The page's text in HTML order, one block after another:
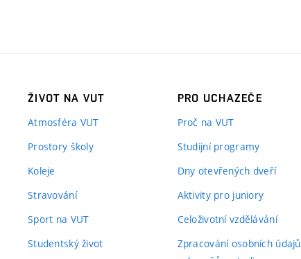
ŽIVOT NA VUT
Atmosféra VUT
Prostory školy
Koleje
Stravování
Sport na VUT
Studentský život
PRO UCHAZEČE
Proč na VUT
Studijní programy
Dny otevřených dveří
Aktivity pro juniory
Celoživotní vzdělávání
Zpracování osobních údajů